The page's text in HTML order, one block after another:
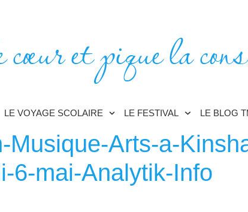
et pique la
LE VOYAGE SCOLAIRE LE FESTIVAL LE BLOG
Musique-Arts-a-
6-mai-Analytik-Info